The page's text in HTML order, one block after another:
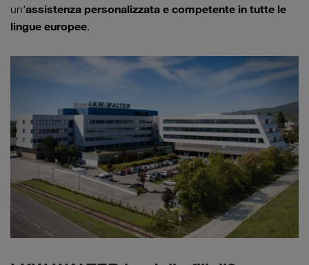
un'assistenza personalizzata e competente in tutte le
lingue europee.